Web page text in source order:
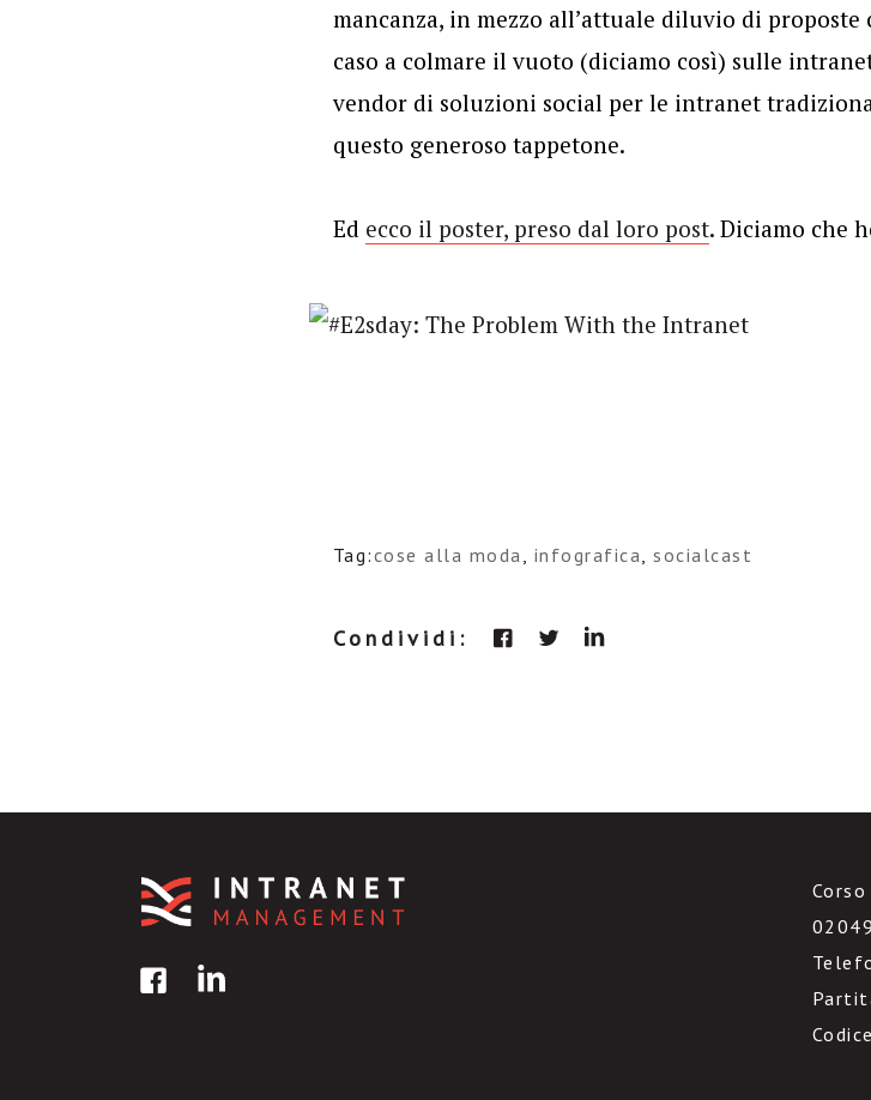
mancanza, in mezzo all’attuale diluvio di
caso a colmare il vuoto (diciamo così) sulle
vendor di soluzioni social per le intranet
questo generoso tappetone.
Ed ecco il poster, preso dal loro post. Diciamo che
Tag:cose alla moda, infografica,socialcast
Condividi: